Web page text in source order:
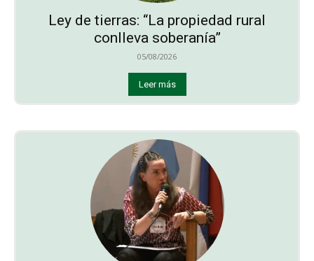
Ley de tierras: “La propiedad rural
conlleva soberanía”
05/08/2026
Leer más